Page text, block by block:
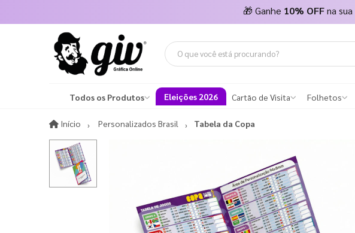
🎁 Ganhe 10% OFFna sua
Todos os Produtos Eleições 2026 Cartão de Visita Folhetos
Início InícioPersonalizados Brasil Tabela da Copa